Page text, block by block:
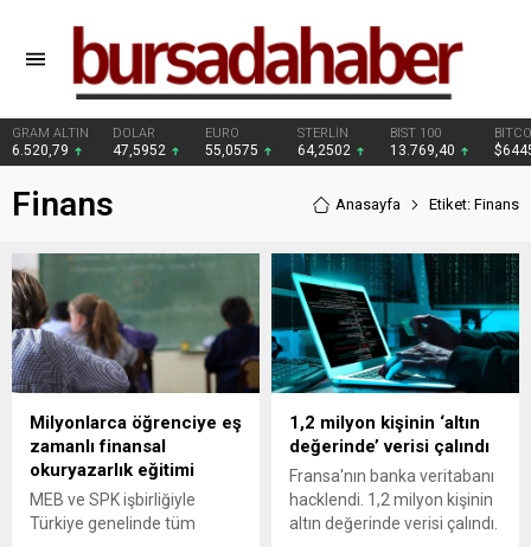
GRAM ALTIN
6.520,79
DOLAR
47,5952
EURO
55,0575
STERLİN
64,2502
BIST 100
13.769,40
Finans Anasayfa Etiket: Finans
Milyonlarca öğrenciye eş
zamanlı finansal
okuryazarlık eğitimi
MEB ve SPK işbirliğiyle
Türkiye genelinde tüm
1,2 milyon kişinin ‘altın
değerinde’ verisi çalındı
Fransa'nın banka veritabanı
hacklendi. 1,2 milyon kişinin
altın değerinde verisi çalındı.